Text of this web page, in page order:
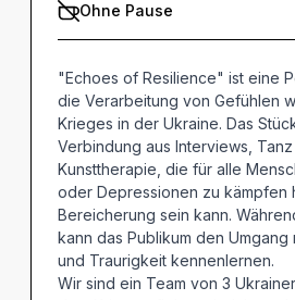
Ohne Pause
"Echoes of Resilience" ist eine
die Verarbeitung von Gefühlen
Krieges in der Ukraine. Das
Verbindung aus Interviews,
Kunsttherapie, die für alle
oder Depressionen zu kämpfen
Bereicherung sein kann.
kann das Publikum den Umgang
und Traurigkeit kennenlernen.
Wir sind ein Team von 3